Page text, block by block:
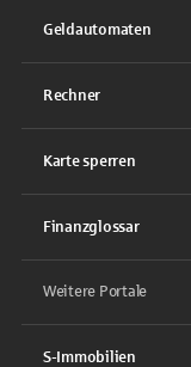
Geldautomaten
Rechner
Karte sperren
Finanzglossar
Weitere Portale
S-Immobilien